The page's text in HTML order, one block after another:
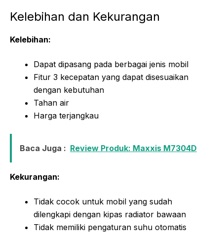
Kelebihan dan Kekurangan
Kelebihan:
Dapat dipasang pada berbagai jenis mobil
Fitur 3 kecepatan yang dapat disesuaikan
dengan kebutuhan
Tahan air
Harga terjangkau
Baca Juga : Review Produk: Maxxis M7304D
Kekurangan:
Tidak cocok untuk mobil yang sudah
dilengkapi dengan kipas radiator bawaan
Tidak memiliki pengaturan suhu otomatis